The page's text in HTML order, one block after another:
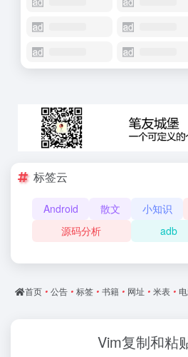
标签云
Android 散文 小知识
源码分析
adb
首页 • 公告 • 标签 • 书籍 • 网址 • 米表 •
Vim复制和粘